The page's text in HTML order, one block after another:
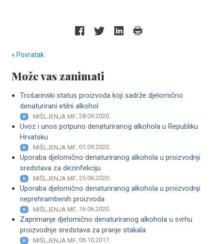
« Povratak
Može vas zanimati
Trošarinski status proizvoda koji sadrže djelomično
denaturirani etilni alkohol
MIŠLJENJA MF, 28.09.2020.
Uvoz i unos potpuno denaturiranog alkohola u Republiku
Hrvatsku
MIŠLJENJA MF, 01.09.2020.
Uporaba djelomično denaturiranog alkohola u proizvodnji
sredstava za dezinfekciju
MIŠLJENJA MF, 25.06.2020.
Uporaba djelomično denaturiranog alkohola u proizvodnji
neprehrambenih proizvoda
MIŠLJENJA MF, 16.06.2020.
Zaprimanje djelomično denaturiranog alkohola u svrhu
proizvodnje sredstava za pranje stakala
MIŠLJENJA MF, 06.10.2017.